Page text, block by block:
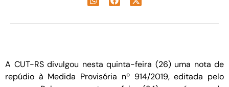
A CUT-RS divulgou nesta quinta-feira (26) uma nota de
repúdio à Medida Provisória nº 914/2019, editada pelo